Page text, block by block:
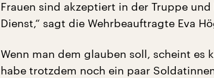
Frauen sind akzeptiert in der Truppe
Dienst,“ sagt die Wehrbeauftragte Eva
Wenn man dem glauben soll, scheint es
habe trotzdem noch ein paar